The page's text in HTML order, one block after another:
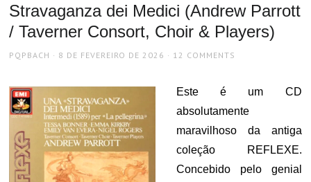
Stravaganza dei Medici (Andrew Parrott
/ Taverner Consort, Choir & Players)
AUTHOR
PQPBACH
POSTED
8 DE FEVEREIRO DE 2026 12 COMMENTS
Este é um CD
absolutamente
maravilhoso da antiga
coleção REFLEXE.
Concebido pelo genial